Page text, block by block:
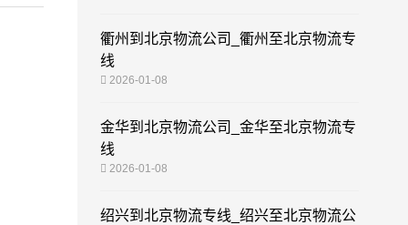
衢州到北京物流公司_衢州至北京物流专
线
2026-01-08
金华到北京物流公司_金华至北京物流专
线
2026-01-08
绍兴到北京物流专线_绍兴至北京物流公